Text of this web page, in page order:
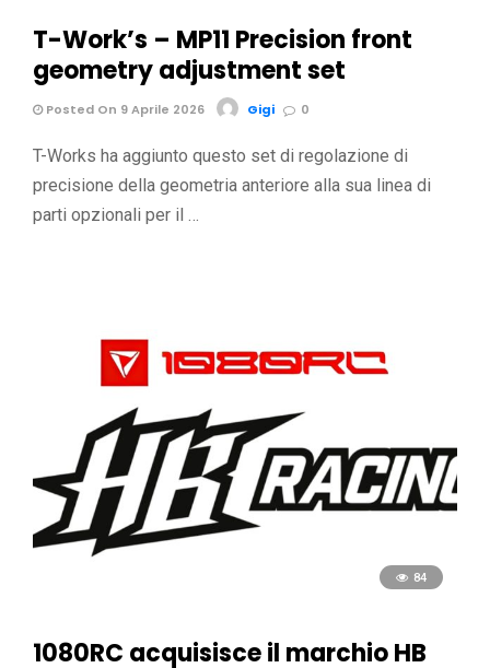
T-Work’s – MP11 Precision front
geometry adjustment set
Posted On 9 Aprile 2026 Gigi 0
T-Works ha aggiunto questo set di regolazione di
precisione della geometria anteriore alla sua linea di
parti opzionali per il …
84
1080RC acquisisce il marchio HB